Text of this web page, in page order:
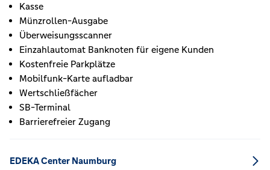
Kasse
Münzrollen-Ausgabe
Überweisungsscanner
Einzahlautomat Banknoten für eigene Kunden
Kostenfreie Parkplätze
Mobilfunk-Karte aufladbar
Wertschließfächer
SB-Terminal
Barrierefreier Zugang
EDEKA Center Naumburg